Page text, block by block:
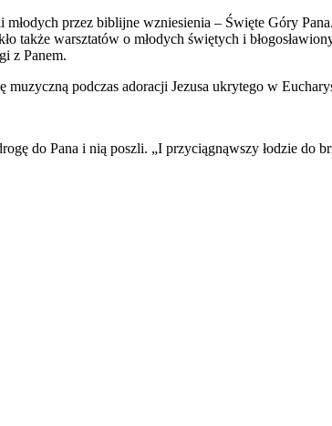
przez biblijne wzniesienia – Święte Góry
także warsztatów o młodych świętych i
z Panem.
podczas adoracji Jezusa ukrytego w
do Pana i nią poszli. „I przyciągnąwszy łodzie do